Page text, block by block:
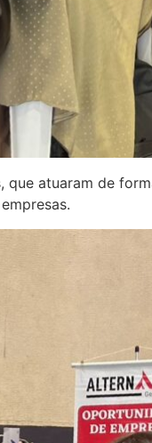
atuaram de